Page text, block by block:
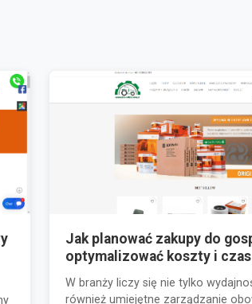
Jak planować zakupy do
optymalizować koszty i
W branży liczy się nie tylko
również umiejętne zarządzanie